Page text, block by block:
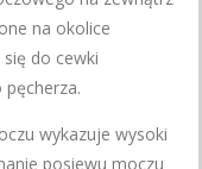
na okolice
do cewki
wykazuje wysoki
posiewu moczu